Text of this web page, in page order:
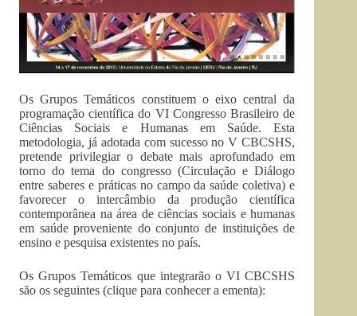
Os Grupos Temáticos constituem o eixo central da
programação científica do VI Congresso Brasileiro de
Ciências Sociais e Humanas em Saúde. Esta
metodologia, já adotada com sucesso no V CBCSHS,
pretende privilegiar o debate mais aprofundado em
torno do tema do congresso (Circulação e Diálogo
entre saberes e práticas no campo da saúde coletiva) e
favorecer o intercâmbio da produção científica
contemporânea na área de ciências sociais e humanas
em saúde proveniente do conjunto de instituições de
ensino e pesquisa existentes no país.
Os Grupos Temáticos que integrarão o VI CBCSHS
são os seguintes (clique para conhecer a ementa):